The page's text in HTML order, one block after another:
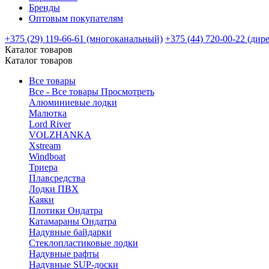
Бренды
Оптовым покупателям
+375 (29) 119-66-61 (многоканальный) +375 (44) 720-00-22
Каталог товаров
Каталог товаров
Все товары
Все - Все товары Просмотреть
Алюминиевые лодки
Малютка
Lord River
VOLZHANKA
Xstream
Windboat
Триера
Плавсредства
Лодки ПВХ
Каяки
Плотики Ондатра
Катамараны Ондатра
Надувные байдарки
Стеклопластиковые лодки
Надувные рафты
Надувные SUP-доски